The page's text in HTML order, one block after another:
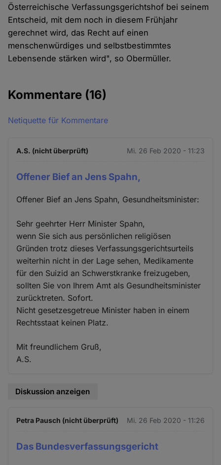
Österreichische Verfassungsgerichtshof bei seinem
Entscheid, mit dem noch in diesem Frühjahr
gerechnet wird, das Recht auf einen
menschenwürdiges und selbstbestimmtes
Lebensende stärken wird", so Obermüller.
Kommentare (16)
Netiquette für Kommentare
A.S. (nicht überprüft) Mi. 26 Feb 2020 - 11:23
Offener Bief an Jens Spahn,
Offener Bief an Jens Spahn, Gesundheitsminister:
Sehr geehrter Herr Minister Spahn,
wenn Sie sich aus persönlichen religiösen
Gründen trotz dieses Verfassungsgerichtsurteils
weiterhin nicht in der Lage sehen, Medikamente
für den Suizid an Schwerstkranke freizugeben,
sollten Sie von Ihrem Amt als Gesundheitsminister
zurücktreten. Sofort.
Nicht gesetzesgetreue Minister haben in einem
Rechtsstaat keinen Platz.
Mit freundlichem Gruß,
A.S.
Diskussion anzeigen
Petra Pausch (nicht überprüft) Mi. 26 Feb 2020 - 11:26
Das Bundesverfassungsgericht